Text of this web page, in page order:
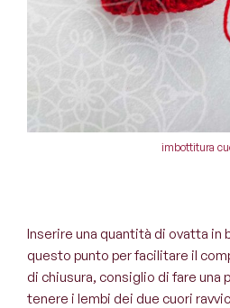
imbottitura
Inserire una quantità di ovatta in
questo punto per facilitare il
di chiusura, consiglio di fare una
tenere i lembi dei due cuori